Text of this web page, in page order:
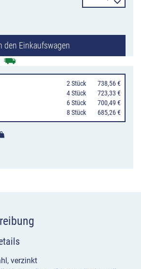
von
mit
Länge,
Standrohre
Ø
48
den Einkaufswagen
2 Stück
738,56 €
4 Stück
723,33 €
6 Stück
700,49 €
8 Stück 685,26 €
verzinkt